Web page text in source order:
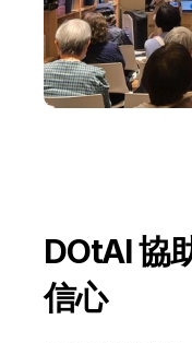
DOtAI 協
信心